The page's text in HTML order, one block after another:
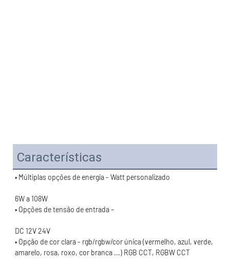
Características
• Opção de cor clara - rgb/rgbw/cor única (vermelho, azul, verde,